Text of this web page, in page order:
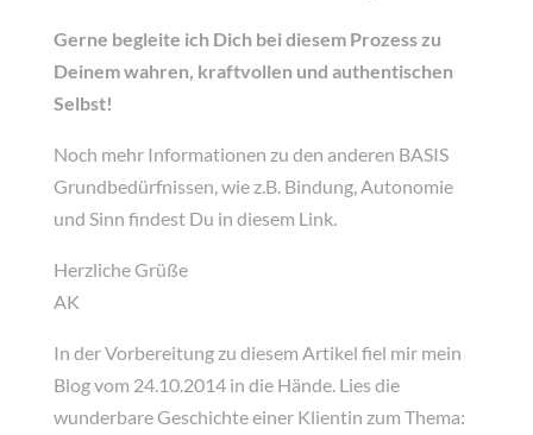
Gerne begleite ich Dich bei diesem Prozess zu
Deinem wahren, kraftvollen und authentischen
Selbst!
Noch mehr Informationen zu den anderen BASIS
Grundbedürfnissen, wie z.B. Bindung, Autonomie
und Sinn findest Du in diesem Link.
Herzliche Grüße
AK
In der Vorbereitung zu diesem Artikel fiel mir mein
Blog vom 24.10.2014 in die Hände. Lies die
wunderbare Geschichte einer Klientin zum Thema: